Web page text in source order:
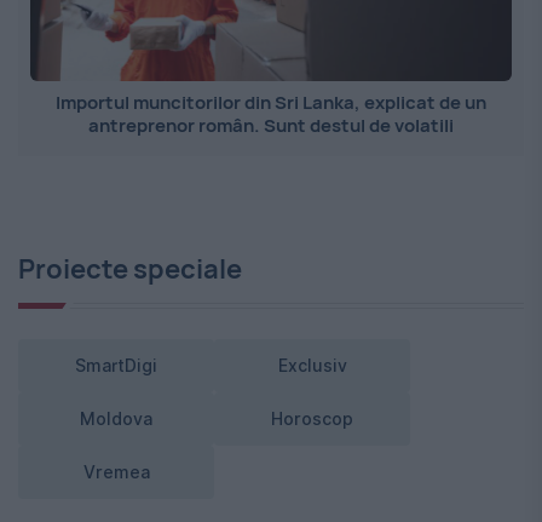
Importul muncitorilor din Sri Lanka, explicat de un
antreprenor român. Sunt destul de volatili
Proiecte speciale
SmartDigi Exclusiv
Moldova Horoscop
Vremea